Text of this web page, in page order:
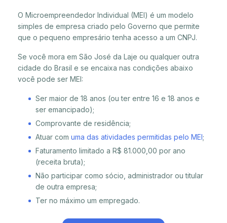
O Microempreendedor Individual (MEI) é um modelo
simples de empresa criado pelo Governo que permite
que o pequeno empresário tenha acesso a um CNPJ.
Se você mora em São José da Laje ou qualquer outra
cidade do Brasil e se encaixa nas condições abaixo
você pode ser MEI:
Ser maior de 18 anos (ou ter entre 16 e 18 anos e
ser emancipado);
Comprovante de residência;
Atuar com uma das atividades permitidas pelo MEI;
Faturamento limitado a R$ 81.000,00 por ano
(receita bruta);
Não participar como sócio, administrador ou titular
de outra empresa;
Ter no máximo um empregado.